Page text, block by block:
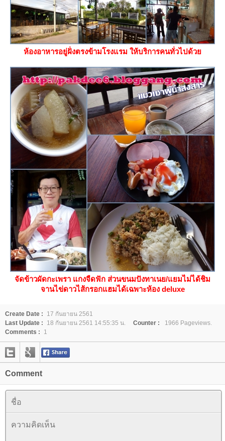
ห้องอาหารอยู่ฝั่งตรงข้ามโรงแรม ให้บริการคนทั่วไปด้ว
จัดข้าวผัดกะเพรา แกงจืดฟัก ส่วนขนมปังทาเนย/แยมไม่ได้ชิม
จานไข่ดาวไส้กรอกแฮมได้เฉพาะห้อง deluxe
Create Date :
17 กันยายน 2561
Last Update :
18 กันยายน 2561 14:55:35 น. Counter :
1966 Pageviews.
Comments :
1
Comment